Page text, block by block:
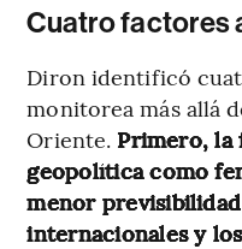
Cuatro factores
Diron identificó
monitorea más allá
Oriente. Primero, la
geopolítica como
menor
internacionales y